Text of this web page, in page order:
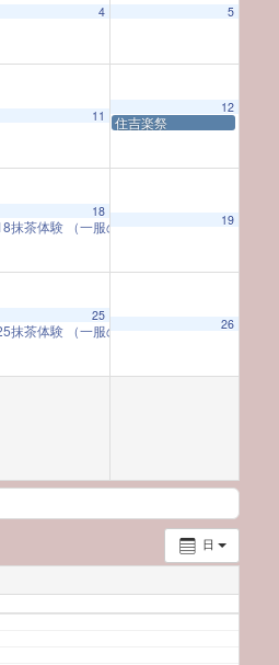
4 5
11
12
住吉楽祭
18
抹茶体験 （一服のお茶とともに 日本の美
19
触れる） 10:00 AM
25
抹茶体験 （一服のお茶とともに 日本の美
26
日